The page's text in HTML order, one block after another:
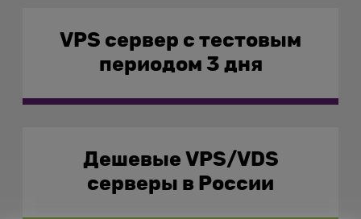
VPS сервер с тестовым
периодом 3 дня
Дешевые VPS/VDS
серверы в России